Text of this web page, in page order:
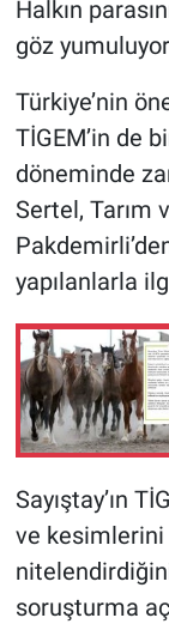
Halkın
göz
Türkiye’nin
TİGEM’in de
döneminde
Sertel, Tarım
yapılanlarla
Sayıştay’ın
ve kesimlerini
soruşturma